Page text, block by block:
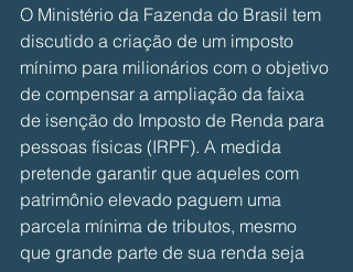
O Ministério da Fazenda do Brasil tem
discutido a criação de um imposto
mínimo para milionários com o objetivo
de compensar a ampliação da faixa
de isenção do Imposto de Renda para
pessoas físicas (IRPF). A medida
pretende garantir que aqueles com
patrimônio elevado paguem uma
parcela mínima de tributos, mesmo
que grande parte de sua renda seja